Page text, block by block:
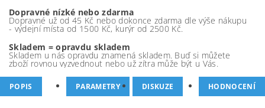
Dopravné nízké nebo zdarma
Dopravné už od 45 Kč nebo dokonce zdarma dle výše nákupu
- výdejní místa od 1500 Kč, kurýr od 2500 Kč.
Skladem = opravdu skladem
Skladem u nás opravdu znamená skladem. Buď si můžete
zboží rovnou vyzvednout nebo už zítra může být u Vás.
POPIS PARAMETRY DISKUZE HODNOCENÍ